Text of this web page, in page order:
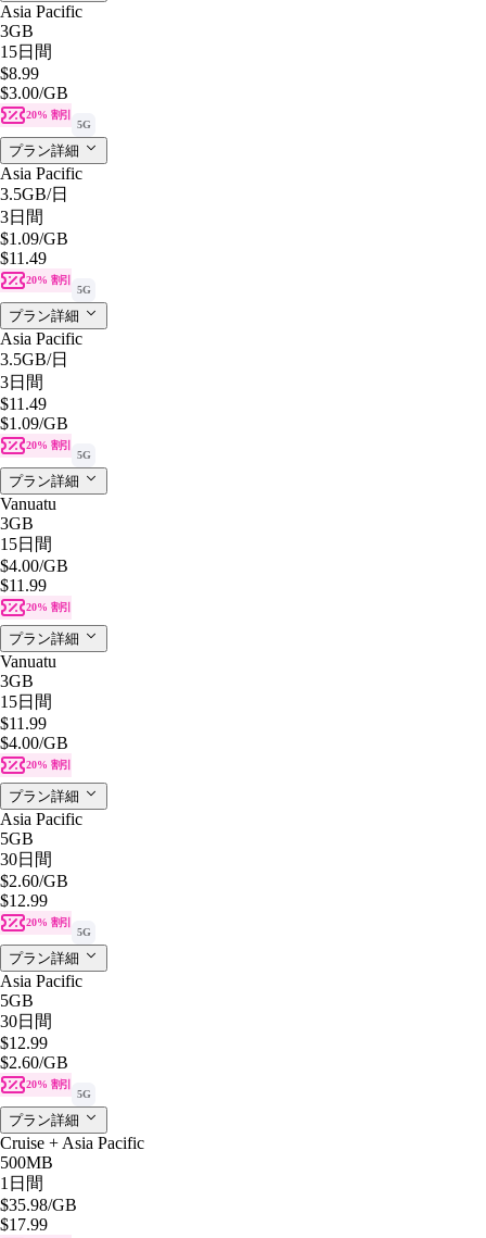
Asia Pacific
3GB
15日間
$8.99
$3.00/GB
20% 割引
5G
プラン詳細
Asia Pacific
3.5GB/日
3日間
$1.09/GB
$11.49
20% 割引
5G
プラン詳細
Asia Pacific
3.5GB/日
3日間
$11.49
$1.09/GB
20% 割引
5G
プラン詳細
Vanuatu
3GB
15日間
$4.00/GB
$11.99
20% 割引
プラン詳細
Vanuatu
3GB
15日間
$11.99
$4.00/GB
20% 割引
プラン詳細
Asia Pacific
5GB
30日間
$2.60/GB
$12.99
20% 割引
5G
プラン詳細
Asia Pacific
5GB
30日間
$12.99
$2.60/GB
20% 割引
5G
プラン詳細
Cruise + Asia Pacific
500MB
1日間
$35.98/GB
$17.99